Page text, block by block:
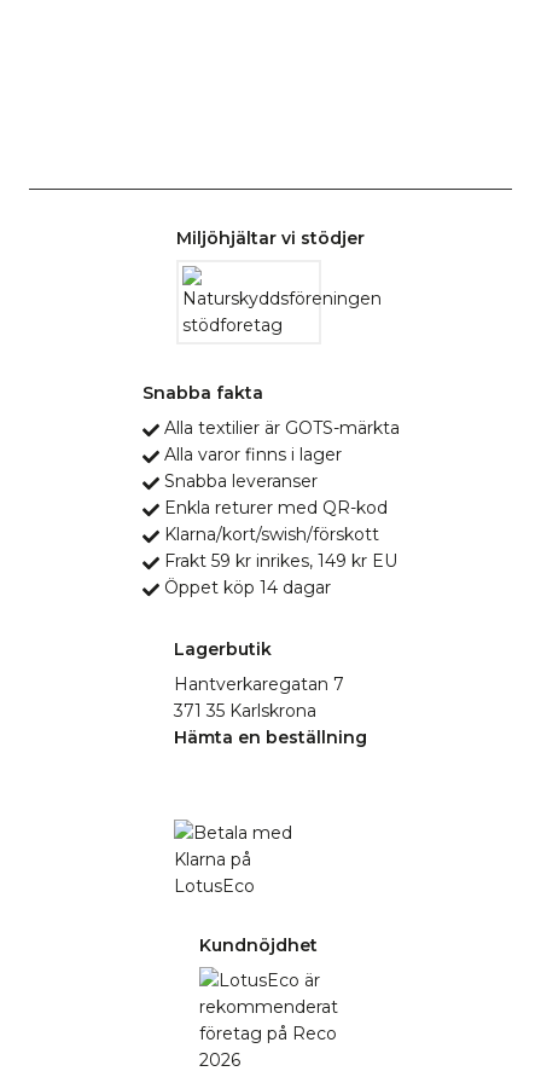
Miljöhjältar vi stödjer
Snabba fakta
Alla textilier är GOTS-märkta
Alla varor finns i lager
Snabba leveranser
Enkla returer med QR-kod
Klarna/kort/swish/förskott
Frakt 59 kr inrikes, 149 kr EU
Öppet köp 14 dagar
Lagerbutik
Hantverkaregatan 7
371 35 Karlskrona
Hämta en beställning
Kundnöjdhet